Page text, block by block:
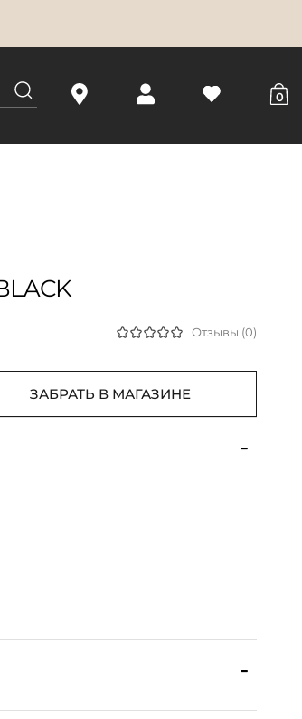
0
Отзывы (0)
ЗАБРАТЬ В МАГАЗИНЕ